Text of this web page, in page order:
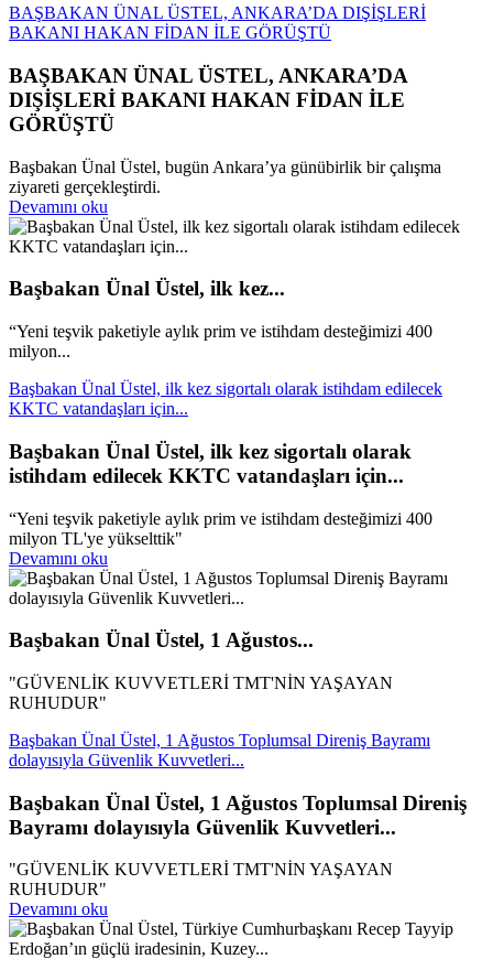
BAŞBAKAN ÜNAL ÜSTEL, ANKARA’DA DIŞİŞLERİ
BAKANI HAKAN FİDAN İLE GÖRÜŞTÜ
BAŞBAKAN ÜNAL ÜSTEL, ANKARA’DA
DIŞİŞLERİ BAKANI HAKAN FİDAN İLE
GÖRÜŞTÜ
Başbakan Ünal Üstel, bugün Ankara’ya günübirlik bir çalışma
ziyareti gerçekleştirdi.
Devamını oku
Başbakan Ünal Üstel, ilk kez...
“Yeni teşvik paketiyle aylık prim ve istihdam desteğimizi 400
milyon...
Başbakan Ünal Üstel, ilk kez sigortalı olarak istihdam edilecek
KKTC vatandaşları için...
Başbakan Ünal Üstel, ilk kez sigortalı olarak
istihdam edilecek KKTC vatandaşları için...
“Yeni teşvik paketiyle aylık prim ve istihdam desteğimizi 400
milyon TL'ye yükselttik"
Devamını oku
Başbakan Ünal Üstel, 1 Ağustos...
"GÜVENLİK KUVVETLERİ TMT'NİN YAŞAYAN
RUHUDUR"
Başbakan Ünal Üstel, 1 Ağustos Toplumsal Direniş Bayramı
dolayısıyla Güvenlik Kuvvetleri...
Başbakan Ünal Üstel, 1 Ağustos Toplumsal Direniş
Bayramı dolayısıyla Güvenlik Kuvvetleri...
"GÜVENLİK KUVVETLERİ TMT'NİN YAŞAYAN
RUHUDUR"
Devamını oku